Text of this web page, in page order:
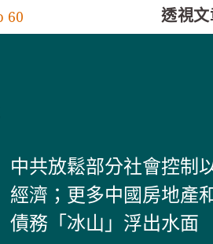
透視
中共放鬆部分社會控制
經濟；更多中國房地產
債務「冰山」浮出水面